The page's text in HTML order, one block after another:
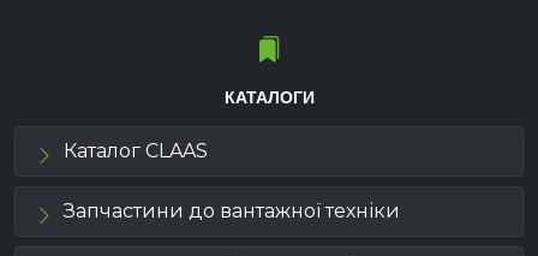
КАТАЛОГИ
Каталог CLAAS
Запчастини до вантажної техніки